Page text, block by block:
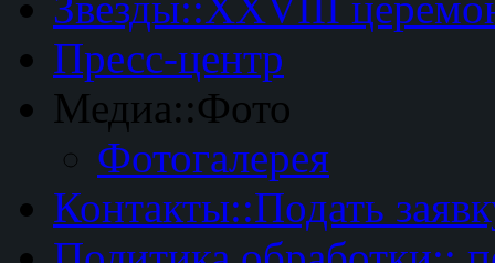
Пресс-центр
Медиа::Фото
Фотогалерея
Контакты::Подать